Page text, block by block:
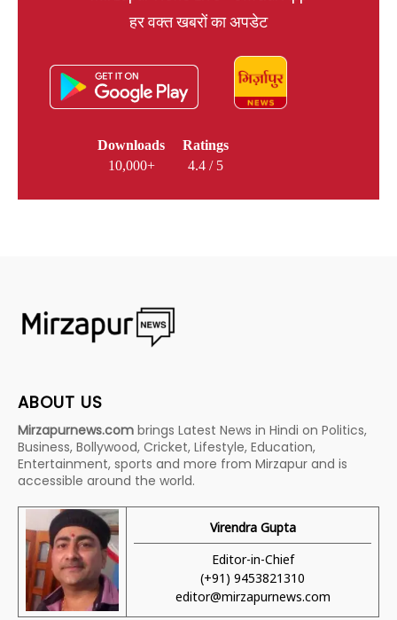
हर वक्त खबरों का अपडेट
Downloads
10,000+
Ratings
4.4 / 5
ABOUT US
Mirzapurnews.com brings Latest News in Hindi on Politics,
Business, Bollywood, Cricket, Lifestyle, Education,
Entertainment, sports and more from Mirzapur and is
accessible around the world.
Virendra Gupta
Editor-in-Chief
(+91) 9453821310
editor@mirzapurnews.com